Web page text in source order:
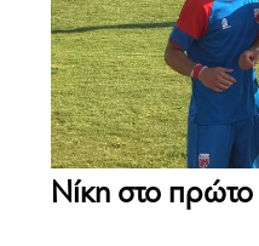
Νίκη στο πρώτο